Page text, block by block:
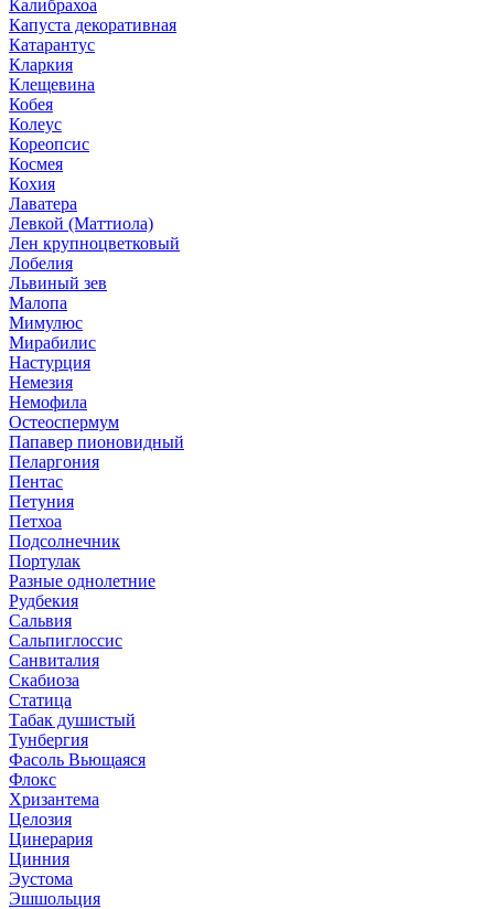
Калибрахоа
Капуста декоративная
Катарантус
Кларкия
Клещевина
Кобея
Колеус
Кореопсис
Космея
Кохия
Лаватера
Левкой (Маттиола)
Лен крупноцветковый
Лобелия
Львиный зев
Малопа
Мимулюс
Мирабилис
Настурция
Немезия
Немофила
Остеоспермум
Папавер пионовидный
Пеларгония
Пентас
Петуния
Петхоа
Подсолнечник
Портулак
Разные однолетние
Рудбекия
Сальвия
Сальпиглоссис
Санвиталия
Скабиоза
Статица
Табак душистый
Тунбергия
Фасоль Вьющаяся
Флокс
Хризантема
Целозия
Цинерария
Цинния
Эустома
Эшшольция